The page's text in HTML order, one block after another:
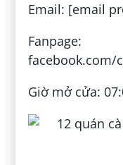
Email: [email
Fanpage:
facebook.com/
Giờ mở cửa: